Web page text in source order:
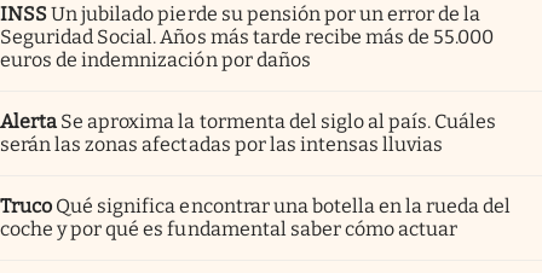
INSSUn jubilado pierde su pensión por un error de la
Seguridad Social. Años más tarde recibe más de 55.000
euros de indemnización por daños
Alerta Se aproxima la tormenta del siglo al país. Cuáles
serán las zonas afectadas por las intensas lluvias
Truco Qué significa encontrar una botella en la rueda del
coche y por qué es fundamental saber cómo actuar